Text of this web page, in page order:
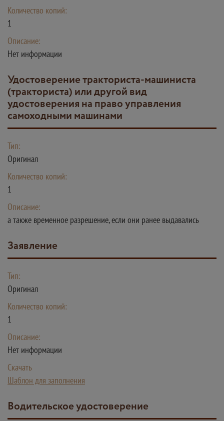
Количество копий:
1
Описание:
Нет информации
Удостоверение тракториста-машиниста
(тракториста) или другой вид
удостоверения на право управления
самоходными машинами
Тип:
Оригинал
Количество копий:
1
Описание:
а также временное разрешение, если они ранее выдавались
Заявление
Тип:
Оригинал
Количество копий:
1
Описание:
Нет информации
Скачать
Шаблон для заполнения
Водительское удостоверение